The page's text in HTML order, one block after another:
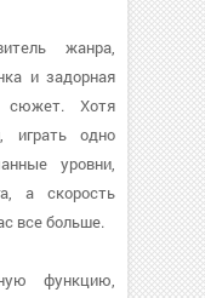
жанра,
и задорная
сюжет. Хотя
играть одно
уровни,
а скорость
все больше.
функцию,